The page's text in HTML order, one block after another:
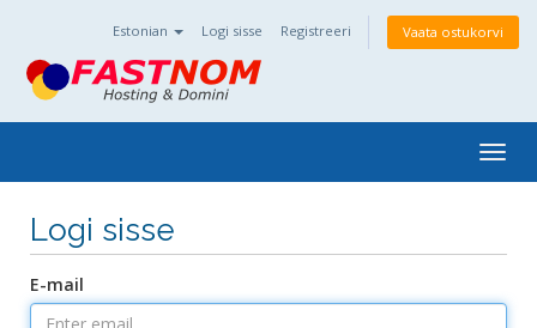
Estonian Logi sisse Registreeri Vaata ostukorvi
Logi sisse
E-mail